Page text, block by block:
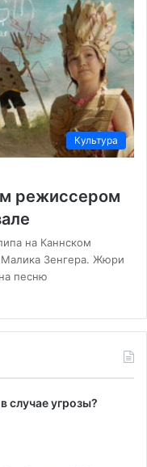
Культура
режиссером
на Каннском
Малика Зенгера. Жюри
песню
случае угрозы?